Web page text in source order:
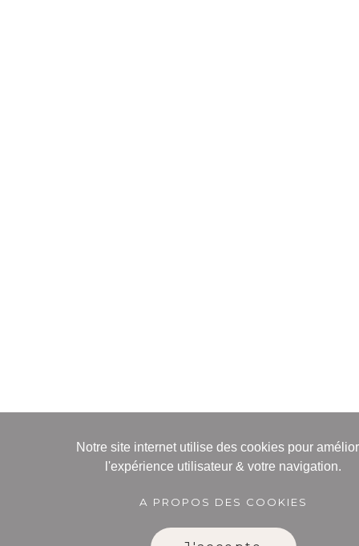
Notre site internet utilise des cookies pour
l'expérience utilisateur & votre navigation.
A PROPOS DES COOKIES